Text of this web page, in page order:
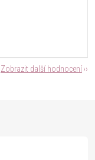
Zobrazit další hodnocení